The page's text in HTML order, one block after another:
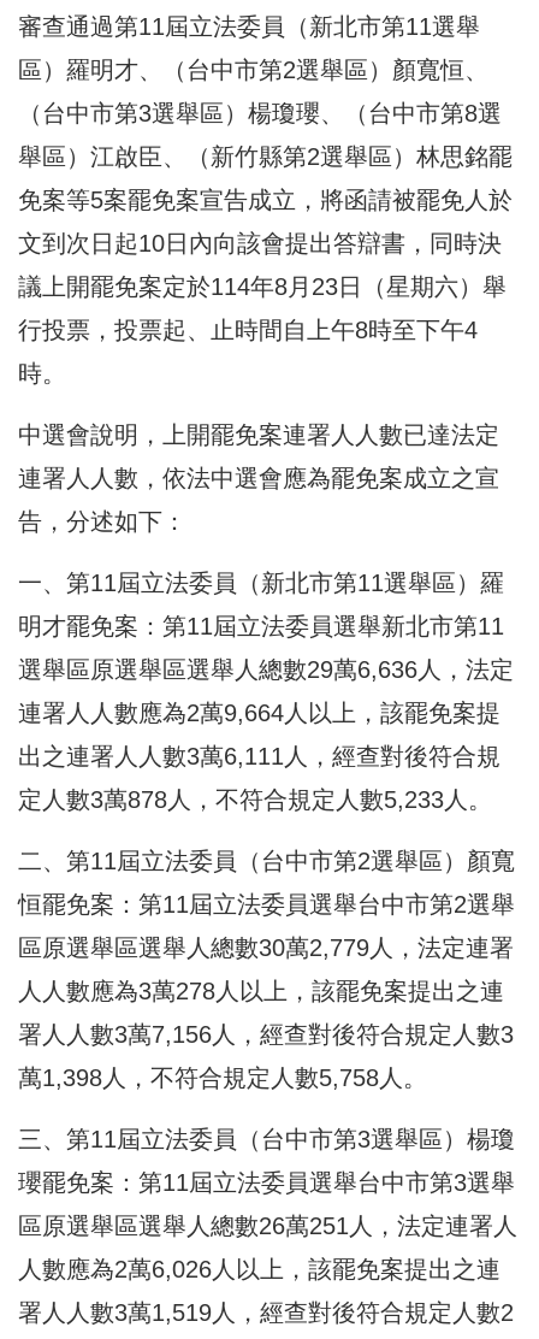
審查通過第11屆立法委員（新北市第11選舉
區）羅明才、（台中市第2選舉區）顏寬恒、
（台中市第3選舉區）楊瓊瓔、（台中市第8選
舉區）江啟臣、（新竹縣第2選舉區）林思銘罷
免案等5案罷免案宣告成立，將函請被罷免人於
文到次日起10日內向該會提出答辯書，同時決
議上開罷免案定於114年8月23日（星期六）舉
行投票，投票起、止時間自上午8時至下午4
時。
中選會說明，上開罷免案連署人人數已達法定
連署人人數，依法中選會應為罷免案成立之宣
告，分述如下：
一、第11屆立法委員（新北市第11選舉區）羅
明才罷免案：第11屆立法委員選舉新北市第11
選舉區原選舉區選舉人總數29萬6,636人，法定
連署人人數應為2萬9,664人以上，該罷免案提
出之連署人人數3萬6,111人，經查對後符合規
定人數3萬878人，不符合規定人數5,233人。
二、第11屆立法委員（台中市第2選舉區）顏寬
恒罷免案：第11屆立法委員選舉台中市第2選舉
區原選舉區選舉人總數30萬2,779人，法定連署
人人數應為3萬278人以上，該罷免案提出之連
署人人數3萬7,156人，經查對後符合規定人數3
萬1,398人，不符合規定人數5,758人。
三、第11屆立法委員（台中市第3選舉區）楊瓊
瓔罷免案：第11屆立法委員選舉台中市第3選舉
區原選舉區選舉人總數26萬251人，法定連署人
人數應為2萬6,026人以上，該罷免案提出之連
署人人數3萬1,519人，經查對後符合規定人數2